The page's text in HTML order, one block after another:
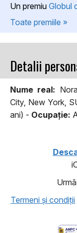
Un premiu Globul
Toate premiile »
Detalii
Nume real:
City, New York,
ani) - Ocupaţie:
Termeni şi condiţii